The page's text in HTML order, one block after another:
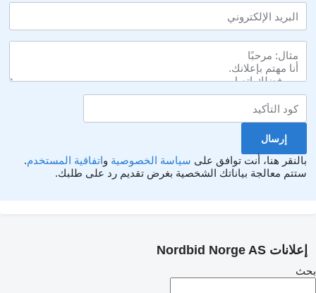
بالنقر هنا، أنت توافق على سياسة الخصوصية واتفاقية المستخدم.
ستتم معالجة بياناتك الشخصية بغرض تقديم رد على طلبك.
إعلانات Nordbid Norge AS
بحث